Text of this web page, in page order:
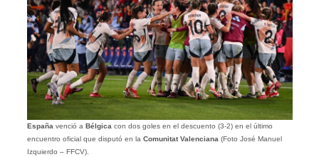
España venció a Bélgica con dos goles en el descuento (3-2) en el último
encuentro oficial que disputó en la Comunitat Valenciana (Foto José Manuel
Izquierdo – FFCV).